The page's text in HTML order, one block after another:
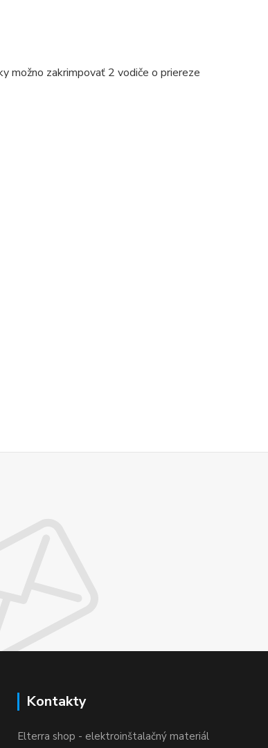
možno zakrimpovať 2 vodiče o priereze
Kontakty
Elterra shop - elektroinštalačný materiál